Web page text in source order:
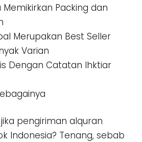
Memikirkan Packing dan
Merupakan Best Seller
Varian
Dengan Catatan Ihktiar
pengiriman alquran
Indonesia? Tenang, sebab